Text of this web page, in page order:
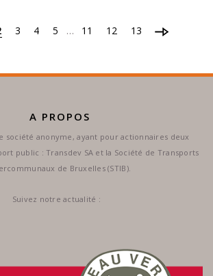
3 4 5 … 11 12 13
A PROPOS
société anonyme, ayant pour actionnaires deux
public : Transdev SA et la Société de Transports
de Bruxelles (STIB).
Suivez notre actualité :